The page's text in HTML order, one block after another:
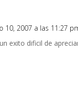
10, 2007 a las 11:27
exito dificil de